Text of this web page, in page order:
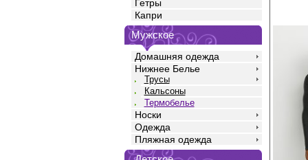
Гетры
Капри
Мужское
Домашняя одежда
Нижнее Белье
Трусы
Кальсоны
Термобелье
Носки
Одежда
Пляжная одежда